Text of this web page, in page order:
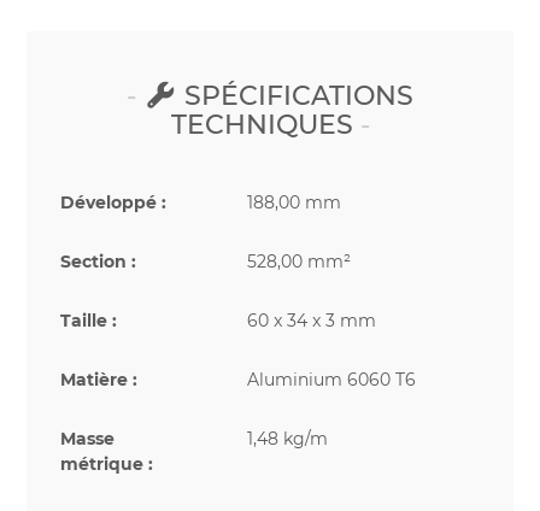
SPÉCIFICATIONS
TECHNIQUES
Développé : 188,00 mm
Section : 528,00 mm²
Taille : 60 x 34 x 3 mm
Matière : Aluminium 6060 T6
Masse
métrique :
1,48 kg/m